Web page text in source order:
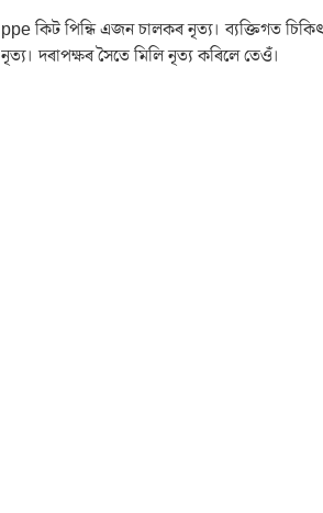
ppe কিট পিন্ধি এজন চালকৰ নৃত্য। ব্যক্তিগত
নৃত্য। দৰাপক্ষৰ সৈতে মিলি নৃত্য কৰিলে তেওঁ।